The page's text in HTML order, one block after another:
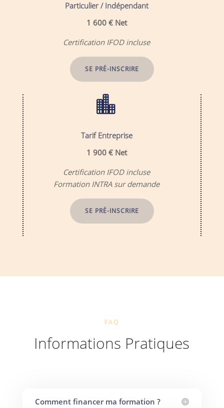
Particulier / Indépendant
1 600€ Net
Certification IFOD incluse
SE PRÉ-INSCRIRE

Tarif Entreprise
1 900 € Net
Certification IFOD incluse
Formation INTRA sur demande
SE PRÉ-INSCRIRE
FAQ
Informations Pratiques
Comment financer ma formation ?